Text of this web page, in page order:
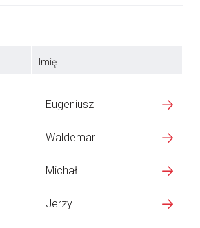
Imię
Eugeniusz
Waldemar
Michał
Jerzy